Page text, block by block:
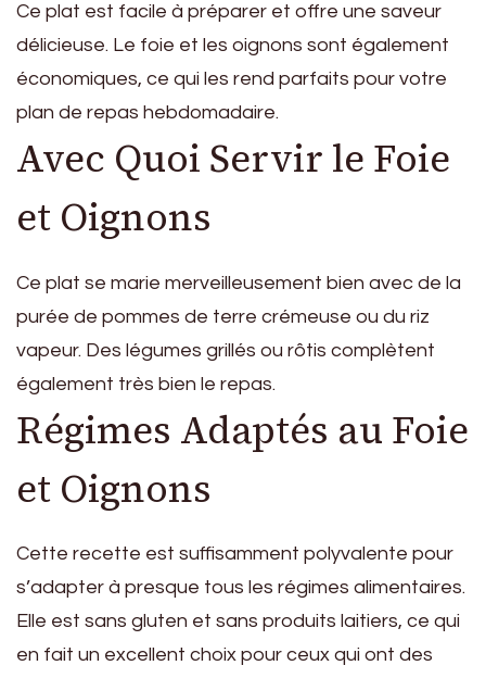
Ce plat est facile à préparer et offre une saveur
délicieuse. Le foie et les oignons sont également
économiques, ce qui les rend parfaits pour votre
plan de repas hebdomadaire.
Avec Quoi Servir le Foie
et Oignons
Ce plat se marie merveilleusement bien avec de la
purée de pommes de terre crémeuse ou du riz
vapeur. Des légumes grillés ou rôtis complètent
également très bien le repas.
Régimes Adaptés au Foie
et Oignons
Cette recette est suffisamment polyvalente pour
s’adapter à presque tous les régimes alimentaires.
Elle est sans gluten et sans produits laitiers, ce qui
en fait un excellent choix pour ceux qui ont des